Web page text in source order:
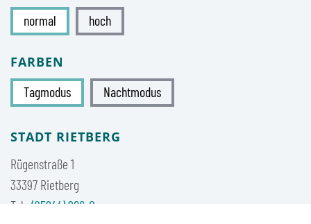
normal
hoch
FARBEN
Tagmodus
Nachtmodus
STADT RIETBERG
Rügenstraße 1
33397 Rietberg
Tel.: (05244) 986-0